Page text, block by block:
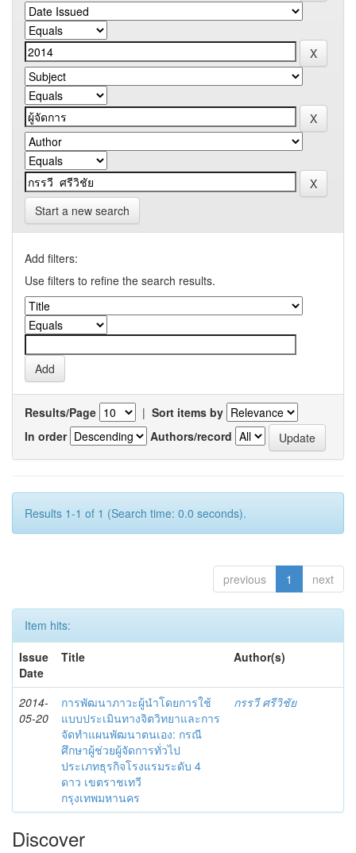
Start a new search
Add filters:
Use filters to refine the search results.
Results/Page | Sort items by
In order
Authors/record
Results 1-1 of 1 (Search time: 0.0 seconds).
previous 1 next
Item hits:
Issue
Date
Title Author(s)
2014-
05-20
การพัฒนาภาวะผู้นำโดยการใช้
แบบประเมินทางจิตวิทยาและการ
จัดทำแผนพัฒนาตนเอง: กรณี
ศึกษาผู้ช่วยผู้จัดการทั่วไป
ประเภทธุรกิจโรงแรมระดับ 4
ดาว เขตราชเทวี
กรุงเทพมหานคร
กรรวี ศรีวิชัย
Discover